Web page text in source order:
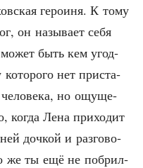
геро­и­ня. К тому
он назы­ва­ет себя
быть кем угод­
нет при­ста­
чело­ве­ка, но ощу­ще­
когда Лена при­хо­дит
доч­кой и раз­го­во­
же ты ещё не побрил­